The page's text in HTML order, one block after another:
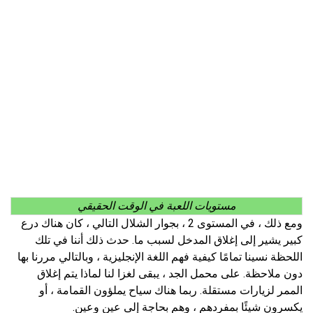
مستويات اللعبة في الوقت الحقيقي
ومع ذلك ، في المستوى 2 ، بجوار الشلال التالي ، كان هناك درع
كبير يشير إلى إغلاق المدخل لسبب ما. حدث ذلك أننا في تلك
اللحظة نسينا تمامًا كيفية فهم اللغة الإنجليزية ، وبالتالي مررنا بها
دون ملاحظة. على محمل الجد ، يبقى لغزا لنا لماذا يتم إغلاق
الممر لزيارات مستقلة. ربما هناك سياح يملؤون القمامة ، أو
يكسرون شيئًا بمفردهم ، وهم بحاجة إلى عين وعين.